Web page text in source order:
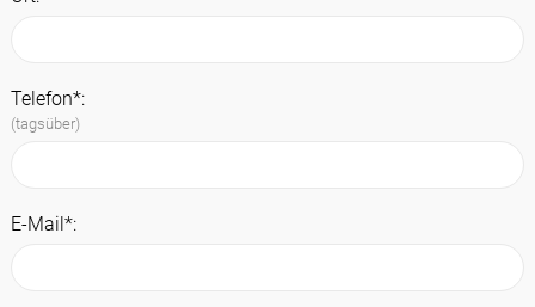
Telefon*:
(tagsüber)
E-Mail*: